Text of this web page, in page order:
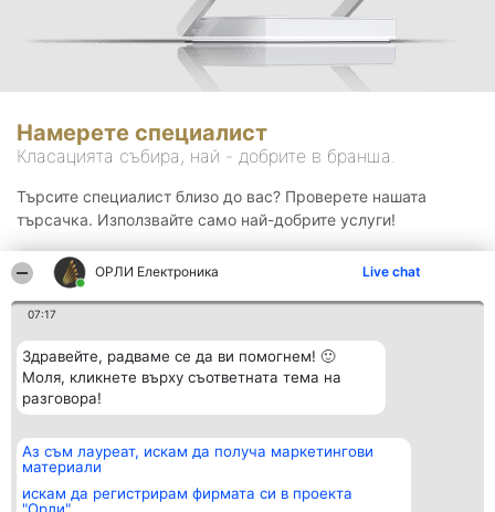
ОРЛИ Електроника Live chat
07:17
Здравейте, радваме се да ви помогнем! 🙂
Моля, кликнете върху съответната тема на
разговора!
Аз съм лауреат, искам да получа маркетингови
материали
искам да регистрирам фирмата си в проекта
Намерете специалист
Класацията събира, най - добрите в бранша.
Търсите специалист близо до вас? Проверете нашата
търсачка. Използвайте само най-добрите услуги!
Организатор на
класиране
BulevardulAleea Timișul De
Класация
всички
Контакти